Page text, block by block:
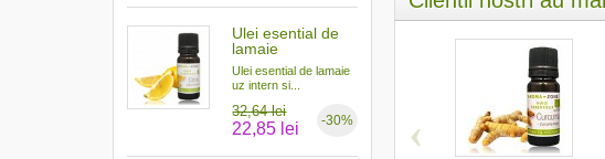
Ulei esential de
lamaie
Ulei esential de lamaie
uz intern si...
32,64 lei
-30%
22,85 lei ‹